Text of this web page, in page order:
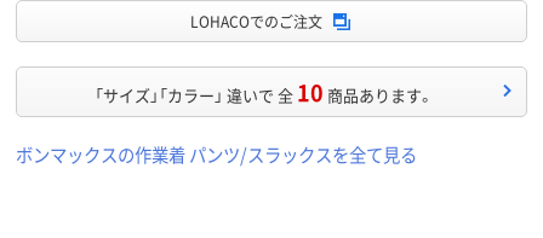
LOHACOでのご注文
「サイズ」「カラー」 違いで 全 10 商品あります。
ボンマックスの作業着 パンツ/スラックスを全て見る